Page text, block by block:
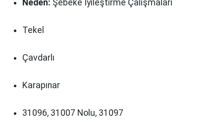
Neden: Şebeke İyileştirme Çalışmaları
Tekel
Çavdarlı
Karapınar
31096, 31007 Nolu, 31097